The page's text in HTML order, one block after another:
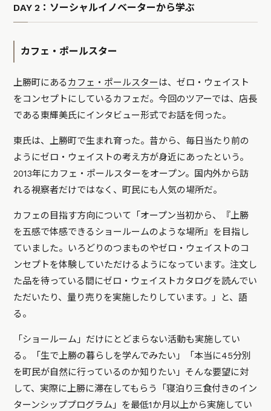
DAY 2：ソーシャルイノベーターから学ぶ
カフェ・ポールスター
上勝町にあるカフェ・ポールスター は、ゼロ・ウェイスト
をコンセプトにしているカフェだ。今回のツアーでは、店長
である東輝美氏にインタビュー形式でお話を伺った。
東氏は、上勝町で生まれ育った。昔から、毎日当たり前の
ようにゼロ・ウェイストの考え方が身近にあったという。
2013年にカフェ・ポールスターをオープン。国内外から訪
れる視察者だけではなく、町民にも人気の場所だ。
カフェの目指す方向について「オープン当初から、『上勝
を五感で体感できるショールームのような場所』を目指し
ていました。いろどりのつまものやゼロ・ウェイストのコ
ンセプトを体験していただけるようになっています。注文し
た品を待っている間にゼロ・ウェイストカタログを読んでい
ただいたり、量り売りを実施したりしています。」と、語
る。
「ショールーム」だけにとどまらない活動も実施してい
る。「生で上勝の暮らしを学んでみたい」「本当に45分別
を町民が自然に行っているのか知りたい」そんな要望に対
して、実際に上勝に滞在してもらう「寝泊り三食付きのイン
ターンシッププログラム」を最低1か月以上から実施してい